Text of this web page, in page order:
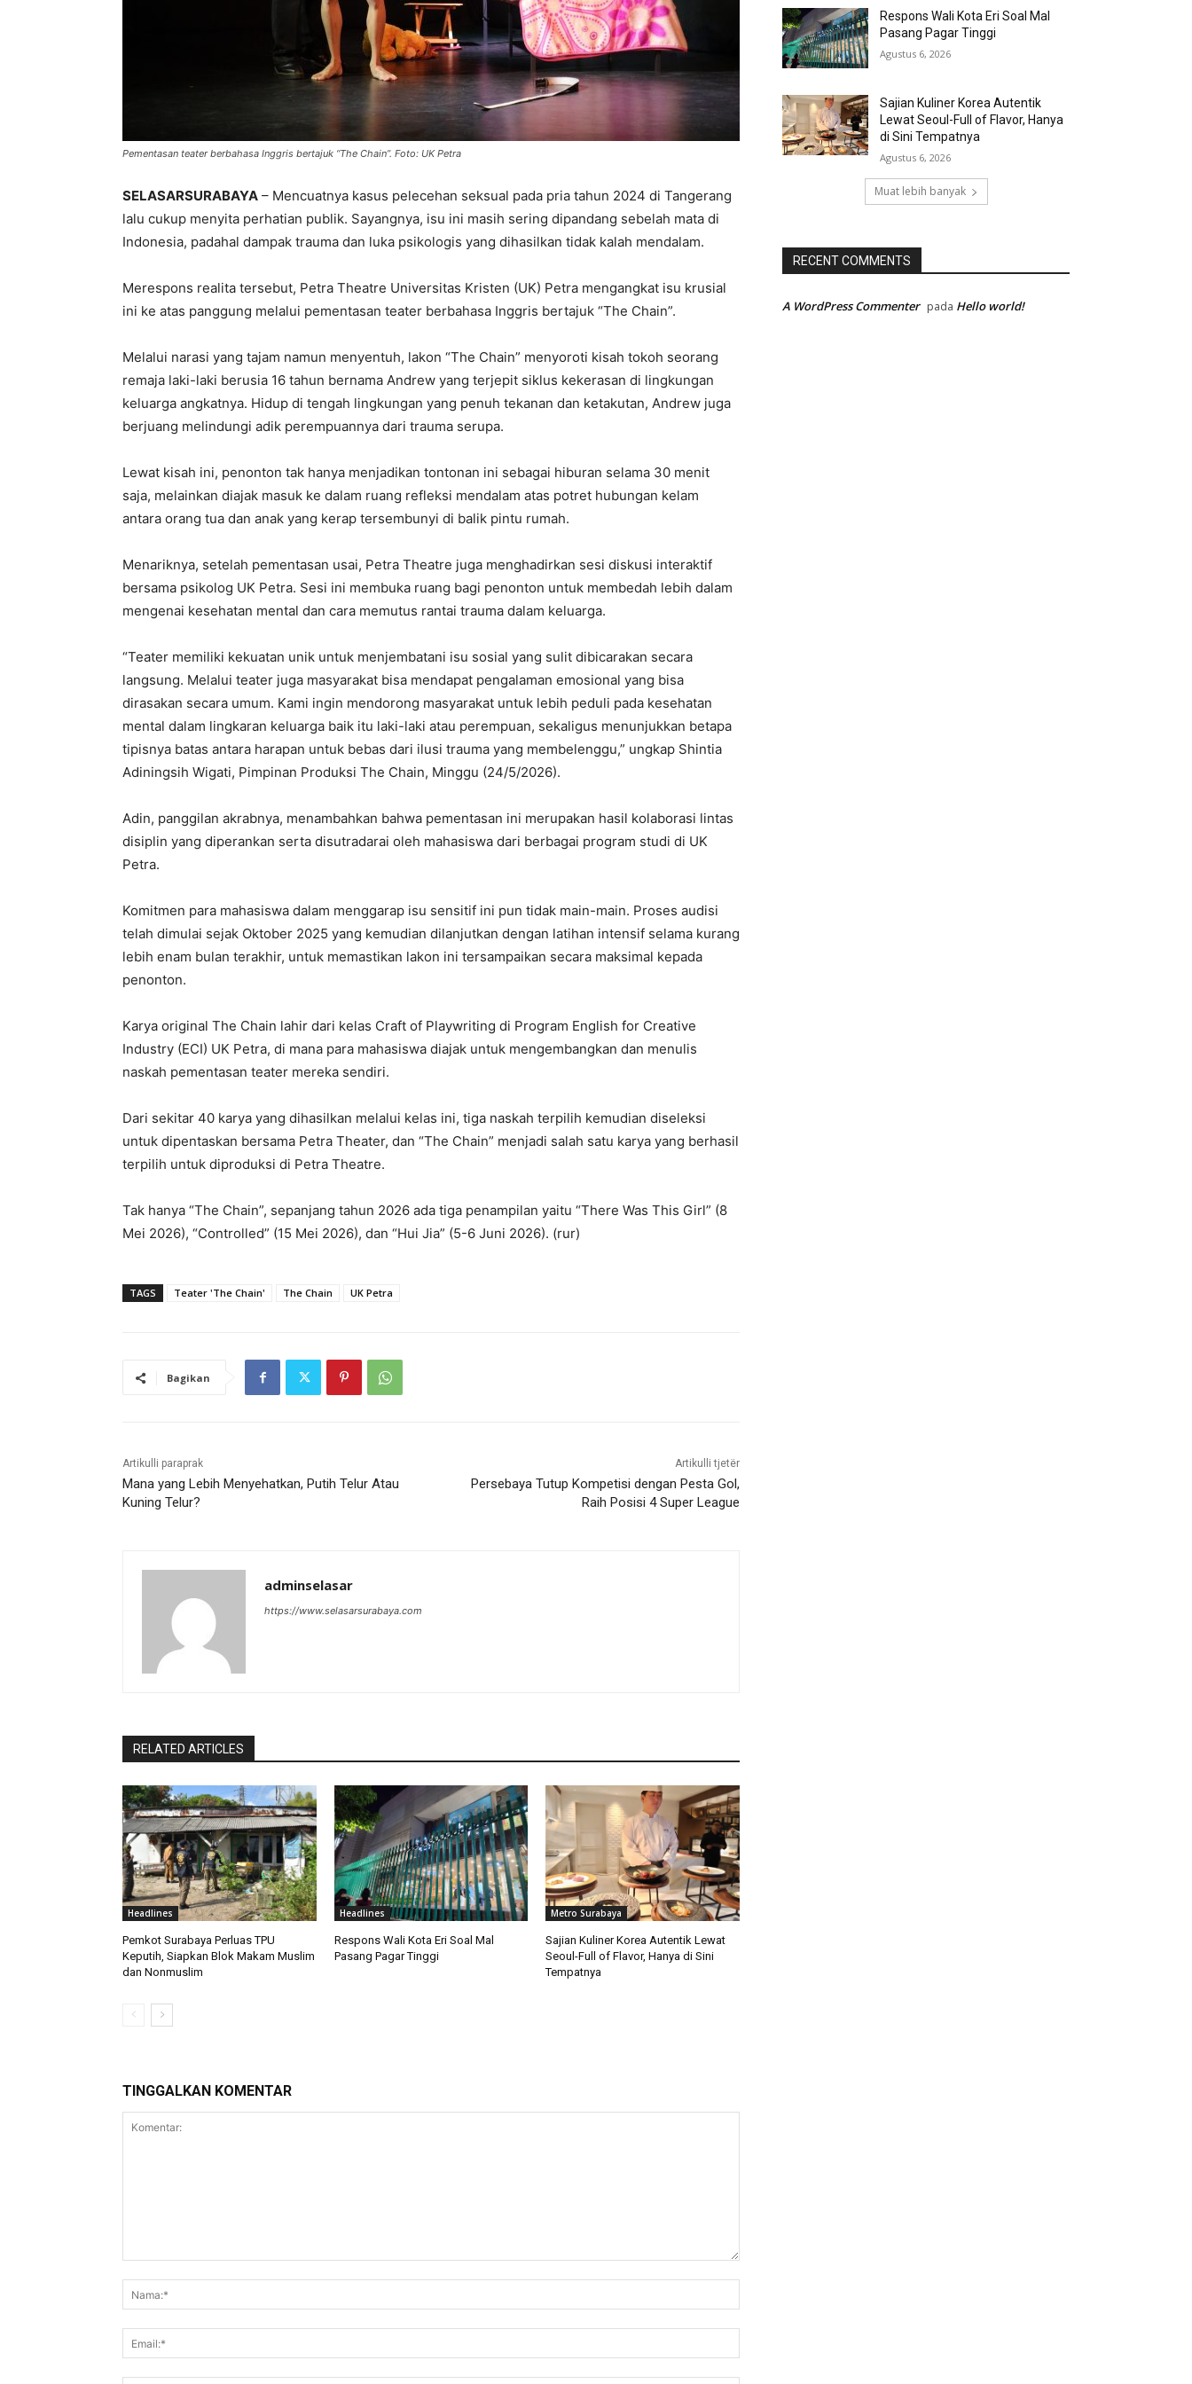
Pementasan teater berbahasa Inggris bertajuk “The Chain”. Foto: UK Petra
SELASARSURABAYA – Mencuatnya kasus pelecehan seksual pada pria tahun 2024 di Tangerang
lalu cukup menyita perhatian publik. Sayangnya, isu ini masih sering dipandang sebelah mata di
Indonesia, padahal dampak trauma dan luka psikologis yang dihasilkan tidak kalah mendalam.
Merespons realita tersebut, Petra Theatre Universitas Kristen (UK) Petra mengangkat isu krusial
ini ke atas panggung melalui pementasan teater berbahasa Inggris bertajuk “The Chain”.
Melalui narasi yang tajam namun menyentuh, lakon “The Chain” menyoroti kisah tokoh seorang
remaja laki-laki berusia 16 tahun bernama Andrew yang terjepit siklus kekerasan di lingkungan
keluarga angkatnya. Hidup di tengah lingkungan yang penuh tekanan dan ketakutan, Andrew juga
berjuang melindungi adik perempuannya dari trauma serupa.
Lewat kisah ini, penonton tak hanya menjadikan tontonan ini sebagai hiburan selama 30 menit
saja, melainkan diajak masuk ke dalam ruang refleksi mendalam atas potret hubungan kelam
antara orang tua dan anak yang kerap tersembunyi di balik pintu rumah.
Menariknya, setelah pementasan usai, Petra Theatre juga menghadirkan sesi diskusi interaktif
bersama psikolog UK Petra. Sesi ini membuka ruang bagi penonton untuk membedah lebih dalam
mengenai kesehatan mental dan cara memutus rantai trauma dalam keluarga.
“Teater memiliki kekuatan unik untuk menjembatani isu sosial yang sulit dibicarakan secara
langsung. Melalui teater juga masyarakat bisa mendapat pengalaman emosional yang bisa
dirasakan secara umum. Kami ingin mendorong masyarakat untuk lebih peduli pada kesehatan
mental dalam lingkaran keluarga baik itu laki-laki atau perempuan, sekaligus menunjukkan betapa
tipisnya batas antara harapan untuk bebas dari ilusi trauma yang membelenggu,” ungkap Shintia
Adiningsih Wigati, Pimpinan Produksi The Chain, Minggu (24/5/2026).
Adin, panggilan akrabnya, menambahkan bahwa pementasan ini merupakan hasil kolaborasi lintas
disiplin yang diperankan serta disutradarai oleh mahasiswa dari berbagai program studi di UK
Petra.
Komitmen para mahasiswa dalam menggarap isu sensitif ini pun tidak main-main. Proses audisi
telah dimulai sejak Oktober 2025 yang kemudian dilanjutkan dengan latihan intensif selama kurang
lebih enam bulan terakhir, untuk memastikan lakon ini tersampaikan secara maksimal kepada
penonton.
Karya original The Chain lahir dari kelas Craft of Playwriting di Program English for Creative
Industry (ECI) UK Petra, di mana para mahasiswa diajak untuk mengembangkan dan menulis
naskah pementasan teater mereka sendiri.
Dari sekitar 40 karya yang dihasilkan melalui kelas ini, tiga naskah terpilih kemudian diseleksi
untuk dipentaskan bersama Petra Theater, dan “The Chain” menjadi salah satu karya yang berhasil
terpilih untuk diproduksi di Petra Theatre.
Tak hanya “The Chain”, sepanjang tahun 2026 ada tiga penampilan yaitu “There Was This Girl” (8
Mei 2026), “Controlled” (15 Mei 2026), dan “Hui Jia” (5-6 Juni 2026). (rur)
TAGS Teater 'The Chain' The Chain UK Petra
Bagikan
Artikulli paraprak
Mana yang Lebih Menyehatkan, Putih Telur Atau
Kuning Telur?
Artikulli tjetër
Persebaya Tutup Kompetisi dengan Pesta Gol,
Raih Posisi 4 Super League
adminselasar
https://www.selasarsurabaya.com
RELATED ARTICLES
Headlines
Pemkot Surabaya Perluas TPU
Keputih, Siapkan Blok Makam Muslim
dan Nonmuslim
Headlines
Respons Wali Kota Eri Soal Mal
Pasang Pagar Tinggi
Metro Surabaya
Sajian Kuliner Korea Autentik Lewat
Seoul-Full of Flavor, Hanya di Sini
Tempatnya
TINGGALKAN KOMENTAR
Respons Wali Kota Eri Soal Mal
Pasang Pagar Tinggi
Agustus 6, 2026
Sajian Kuliner Korea Autentik
Lewat Seoul-Full of Flavor, Hanya
di Sini Tempatnya
Agustus 6, 2026
Muat lebih banyak
RECENT COMMENTS
A WordPress Commenter pada Hello world!